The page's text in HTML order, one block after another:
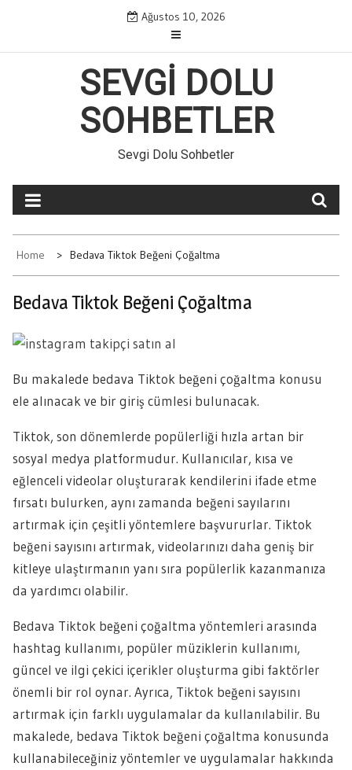
Ağustos 10, 2026
SEVGI DOLU
SOHBETLER
Sevgi Dolu Sohbetler
Home Bedava Tiktok Beğeni Çoğaltma
Bedava Tiktok Beğeni Çoğaltma
Bu makalede bedava Tiktok beğeni çoğaltma konusu
ele alınacak ve bir giriş cümlesi bulunacak.
Tiktok, son dönemlerde popülerliği hızla artan bir
sosyal medya platformudur. Kullanıcılar, kısa ve
eğlenceli videolar oluşturarak kendilerini ifade etme
fırsatı bulurken, aynı zamanda beğeni sayılarını
artırmak için çeşitli yöntemlere başvururlar. Tiktok
beğeni sayısını artırmak, videolarınızı daha geniş bir
kitleye ulaştırmanın yanı sıra popülerlik kazanmanıza
da yardımcı olabilir.
Bedava Tiktok beğeni çoğaltma yöntemleri arasında
hashtag kullanımı, popüler müziklerin kullanımı,
güncel ve ilgi çekici içerikler oluşturma gibi faktörler
önemli bir rol oynar. Ayrıca, Tiktok beğeni sayısını
artırmak için farklı uygulamalar da kullanılabilir. Bu
makalede, bedava Tiktok beğeni çoğaltma konusunda
kullanabileceğiniz yöntemler ve uygulamalar hakkında